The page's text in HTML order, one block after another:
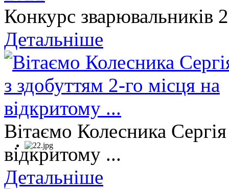
Конкурс зварювальників
Детальніше
Вітаємо Колесника
відкритому ...
Детальніше